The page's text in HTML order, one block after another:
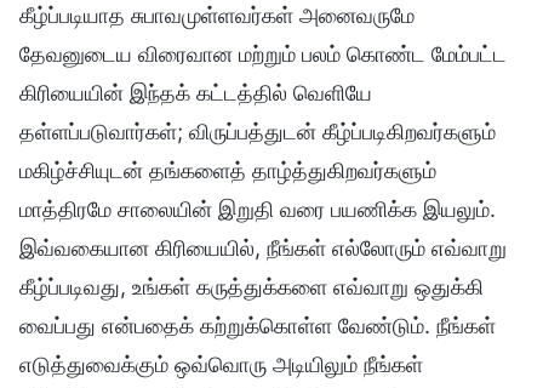
கீழ்ப்படியாத சுபாவமுள்ளவர்கள் அனைவருமே
தேவனுடைய விரைவான மற்றும் பலம் கொண்ட மேம்பட்ட
கிரியையின் இந்தக் கட்டத்தில் வெளியே
தள்ளப்படுவார்கள்; விருப்பத்துடன் கீழ்ப்படிகிறவர்களும்
மகிழ்ச்சியுடன் தங்களைத் தாழ்த்துகிறவர்களும்
மாத்திரமே சாலையின் இறுதி வரை பயணிக்க இயலும்.
இவ்வகையான கிரியையில், நீங்கள் எல்லோரும் எவ்வாறு
கீழ்ப்படிவது, உங்கள் கருத்துக்களை எவ்வாறு ஒதுக்கி
வைப்பது என்பதைக் கற்றுக்கொள்ள வேண்டும். நீங்கள்
எடுத்துவைக்கும் ஒவ்வொரு அடியிலும் நீங்கள்